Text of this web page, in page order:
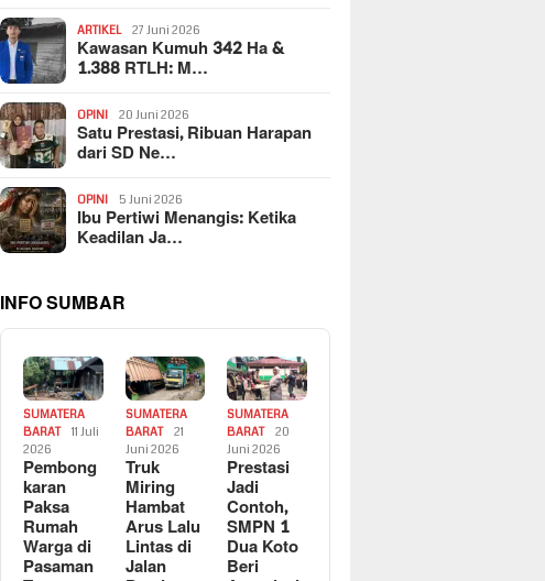
ARTIKEL 27 Juni 2026
Kawasan Kumuh 342 Ha &
1.388 RTLH: M…
OPINI 20 Juni 2026
Satu Prestasi, Ribuan Harapan
dari SD Ne…
OPINI 5 Juni 2026
Ibu Pertiwi Menangis: Ketika
Keadilan Ja…
INFO SUMBAR
SUMATERA
BARAT
11 Juli
2026
Pembong
karan
Paksa
Rumah
Warga di
Pasaman
SUMATERA
BARAT
21
Juni 2026
Truk
Miring
Hambat
Arus Lalu
Lintas di
Jalan
SUMATERA
BARAT
20
Juni 2026
Prestasi
Jadi
Contoh,
SMPN 1
Dua Koto
Beri